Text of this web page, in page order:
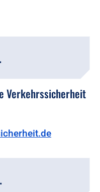
Verkehrssicherheit